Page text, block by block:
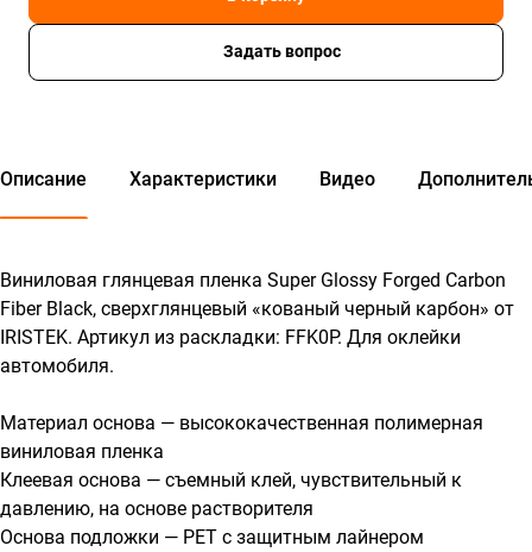
Задать вопрос
Описание Характеристики Видео
Виниловая глянцевая пленка Super Glossy Forged Carbon
Fiber Black, сверхглянцевый «кованый черный карбон» от
IRISTEK. Артикул из раскладки: FFK0P. Для оклейки
автомобиля.
Материал основа — высококачественная полимерная
виниловая пленка
Клеевая основа — съемный клей, чувствительный к
давлению, на основе растворителя
Основа подложки — PET с защитным лайнером